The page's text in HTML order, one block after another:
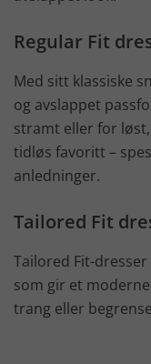
Regular Fit
Med sitt klassiske
og avslappet
stramt eller for
tidløs favoritt –
anledninger.
Tailored Fit
Tailored Fit-
som gir et
trang eller